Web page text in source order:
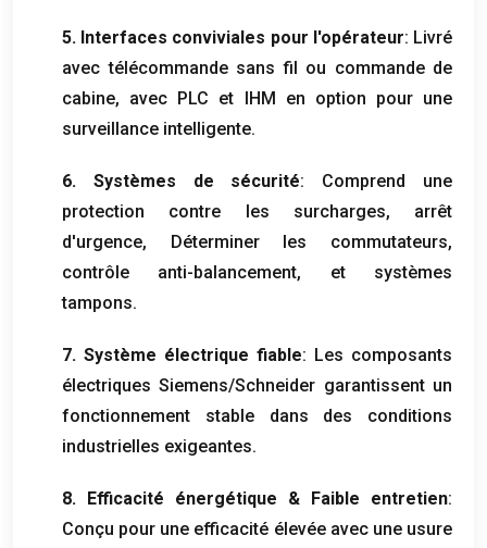
5. Interfaces conviviales pour l'opérateur: Livré
avec télécommande sans fil ou commande de
cabine, avec PLC et IHM en option pour une
surveillance intelligente.
6. Systèmes de sécurité: Comprend une
protection contre les surcharges, arrêt
d'urgence, Déterminer les commutateurs,
contrôle anti-balancement, et systèmes
tampons.
7. Système électrique fiable: Les composants
électriques Siemens/Schneider garantissent un
fonctionnement stable dans des conditions
industrielles exigeantes.
8. Efficacité énergétique & Faible entretien:
Conçu pour une efficacité élevée avec une usure